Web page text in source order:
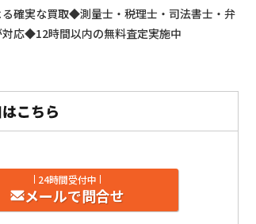
確実な買取◆測量士・税理士・司法書士・弁
応◆12時間以内の無料査定実施中
24時間受付中
メールで問合せ